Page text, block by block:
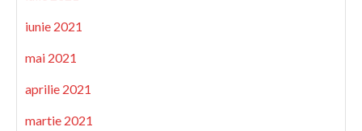
iunie 2021
mai 2021
aprilie 2021
martie 2021